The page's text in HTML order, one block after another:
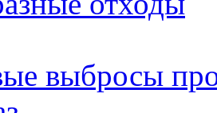
выбросы